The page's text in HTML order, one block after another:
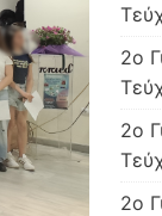
2o
2o
2o